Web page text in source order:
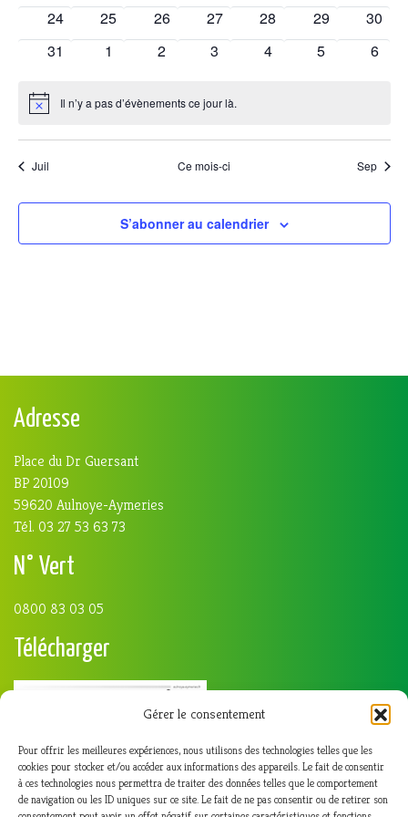
Gérer le consentement
Pour offrir les meilleures expériences, nous utilisons des technologies telles que les
cookies pour stocker et/ou accéder aux informations des appareils. Le fait de consentir
à ces technologies nous permettra de traiter des données telles que le comportement
de navigation ou les ID uniques sur ce site. Le fait de ne pas consentir ou de retirer son
évènementsévènementsévènementsévènementsévènementévènements
0
évènements
24
0
évènements
25
0
évènements
26
0
évènements
27
1
évènement
28
0
évènements
29
0
30
0
31
1
1
0
2
0
3
1
4
0
5
1
6
Notice Il n’y a pas d’évènements ce jour là.
Juil Ce mois-ci Sep
S’abonner au calendrier
Adresse
Place du Dr Guersant
BP 20109
59620 Aulnoye-Aymeries
Tél. 03 27 53 63 73
N° Vert
0800 83 03 05
Télécharger